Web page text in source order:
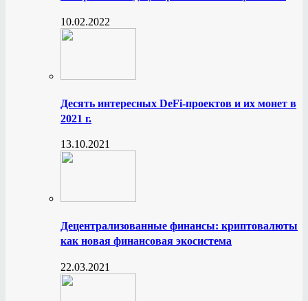
10.02.2022
Десять интересных DeFi-проектов и их монет в
2021 г.
13.10.2021
Децентрализованные финансы: криптовалюты
как новая финансовая экосистема
22.03.2021